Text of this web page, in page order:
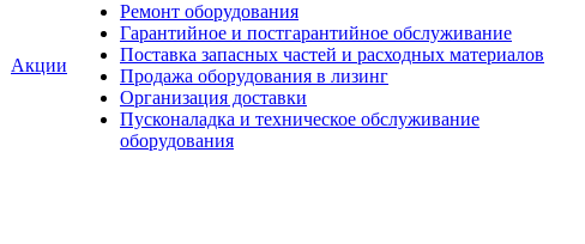
Акции
Ремонт оборудования
Гарантийное и постгарантийное обслуживание
Поставка запасных частей и расходных материалов
Продажа оборудования в лизинг
Организация доставки
Пусконаладка и техническое обслуживание
оборудования